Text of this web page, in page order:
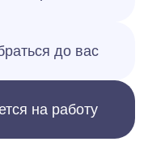
до вас
на работу